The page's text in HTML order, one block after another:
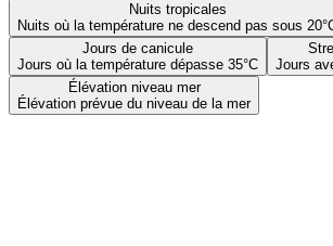
Nuits tropicales
Nuits où la température ne descend pas sous
Jours de canicule
Jours où la température dépasse 35°C
Jours
Élévation niveau mer
Élévation prévue du niveau de la mer